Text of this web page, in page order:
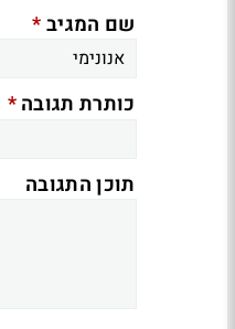
שם המגיב*
כותרת תגובה*
תוכן התגובה